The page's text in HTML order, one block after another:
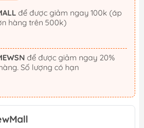
hàng trên 500k)
Số lượng có hạn